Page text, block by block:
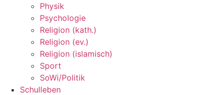
Physik
Psychologie
Religion (kath.)
Religion (ev.)
Religion (islamisch)
Sport
SoWi/Politik
Schulleben